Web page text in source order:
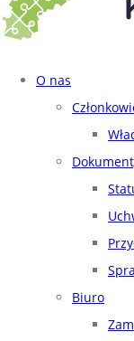
O nas
Biuro